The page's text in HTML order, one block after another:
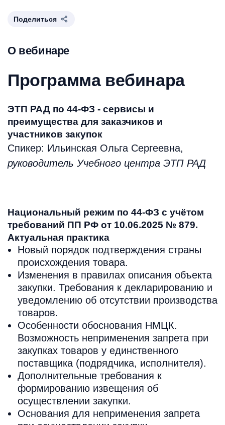
Поделиться
О вебинаре
Программа вебинара
ЭТП РАД по 44-ФЗ - сервисы и
преимущества для заказчиков и
участников закупок
Спикер: Ильинская Ольга Сергеевна,
руководитель Учебного центра ЭТП РАД
Национальный режим по 44-ФЗ с учётом
требований ПП РФ от 10.06.2025 № 879.
Актуальная практика
Новый порядок подтверждения страны
происхождения товара.
Изменения в правилах описания объекта
закупки. Требования к декларированию и
уведомлению об отсутствии производства
товаров.
Особенности обоснования НМЦК.
Возможность неприменения запрета при
закупках товаров у единственного
поставщика (подрядчика, исполнителя).
Дополнительные требования к
формированию извещения об
осуществлении закупки.
Основания для неприменения запрета